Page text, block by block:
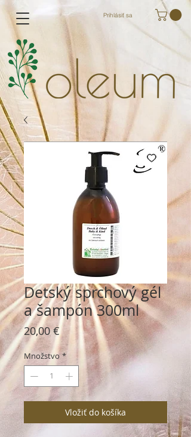
Prihlásiť sa
Detský sprchový gél
a šampón 300ml
20,00 €Price
Množstvo *
Vložiť do košíka